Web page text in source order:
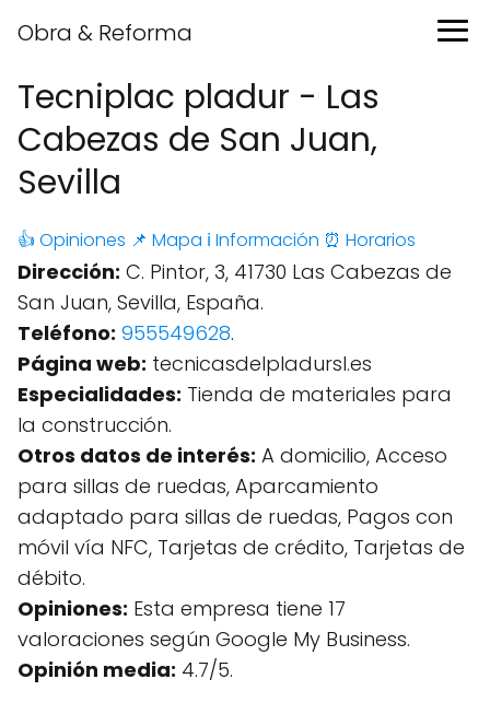
Obra & Reforma
Tecniplac pladur - Las
Cabezas de San Juan,
Sevilla
👍 Opiniones 📌 Mapa ℹ️ Información ⏰ Horarios
Dirección: C. Pintor, 3, 41730 Las Cabezas de
San Juan, Sevilla, España.
Teléfono: 955549628.
Página web: tecnicasdelpladursl.es
Especialidades: Tienda de materiales para
la construcción.
Otros datos de interés: A domicilio, Acceso
para sillas de ruedas, Aparcamiento
adaptado para sillas de ruedas, Pagos con
móvil vía NFC, Tarjetas de crédito, Tarjetas de
débito.
Opiniones: Esta empresa tiene 17
valoraciones según Google My Business.
Opinión media: 4.7/5.